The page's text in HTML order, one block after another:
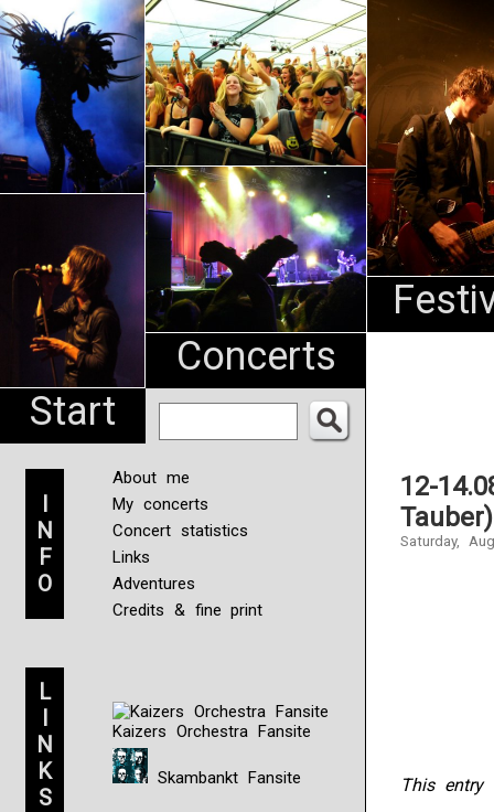
Start
Concerts
An
Pharma
NL
I
N
F
O
About me
My concerts
Concert statistics
Links
Adventures
Credits & fine print
L
I
N
K
S
Kaizers Orchestra Fansite
Skambankt Fansite
12-
Tauber)
Saturday,
This entry